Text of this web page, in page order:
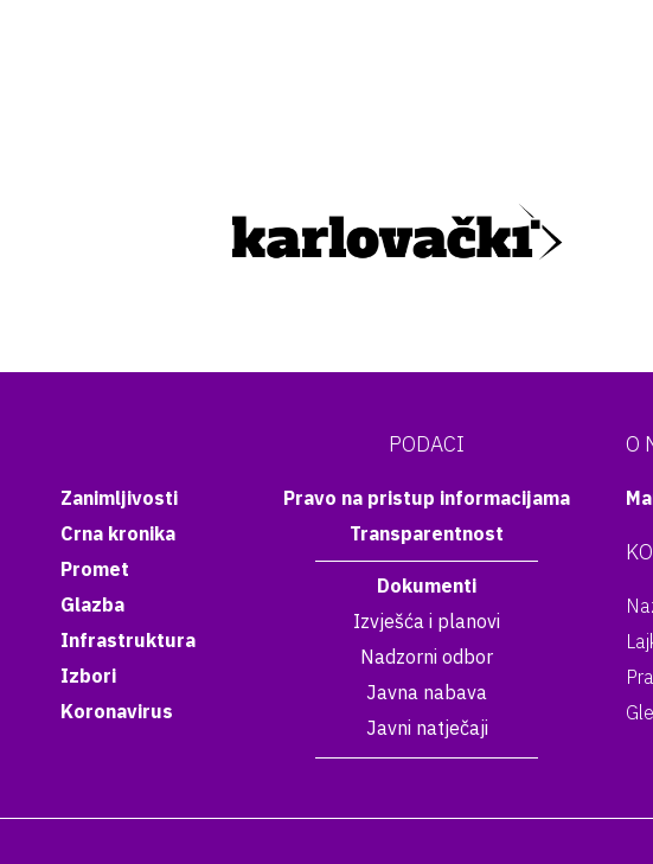
Zanimljivosti
Crna kronika
Promet
Glazba
Infrastruktura
Izbori
Koronavirus
PODACI
Pravo na pristup informacijama
Transparentnost
Dokumenti
Izvješća i planovi
Nadzorni odbor
Javna nabava
Javni natječaji
O